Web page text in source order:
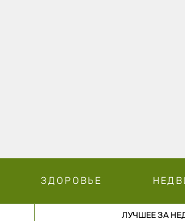
ЗДОРОВЬЕ
ЛУЧШЕЕ ЗА